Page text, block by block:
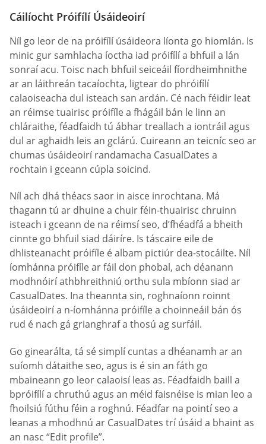
Cáilíocht Próifílí Úsáideoirí
Níl go leor de na próifílí úsáideora líonta go hiomlán. Is
minic gur samhlacha íoctha iad próifílí a bhfuil a lán
sonraí acu. Toisc nach bhfuil seiceáil fíordheimhnithe
ar an láithreán tacaíochta, ligtear do phróifílí
calaoiseacha dul isteach san ardán. Cé nach féidir leat
an réimse tuairisc próifíle a fhágáil bán le linn an
chláraithe, féadfaidh tú ábhar treallach a iontráil agus
dul ar aghaidh leis an gclárú. Cuireann an teicníc seo ar
chumas úsáideoirí randamacha СasualDates a
rochtain i gceann cúpla soicind.
Níl ach dhá théacs saor in aisce inrochtana. Má
thagann tú ar dhuine a chuir féin-thuairisc chruinn
isteach i gceann de na réimsí seo, d’fhéadfá a bheith
cinnte go bhfuil siad dáiríre. Is táscaire eile de
dhlisteanacht próifíle é albam pictiúr dea-stocáilte. Níl
íomhánna próifíle ar fáil don phobal, ach déanann
modhnóirí athbhreithniú orthu sula mbíonn siad ar
CasualDates. Ina theannta sin, roghnaíonn roinnt
úsáideoirí a n-íomhánna próifíle a choinneáil bán ós
rud é nach gá grianghraf a thosú ag surfáil.
Go ginearálta, tá sé simplí cuntas a dhéanamh ar an
suíomh dátaithe seo, agus is é sin an fáth go
mbaineann go leor calaoisí leas as. Féadfaidh baill a
bpróifílí a chruthú agus an méid faisnéise is mian leo a
fhoilsiú fúthu féin a roghnú. Féadfar na pointí seo a
leanas a mhodhnú ar СasualDates trí úsáid a bhaint as
an nasc “Edit profile”.